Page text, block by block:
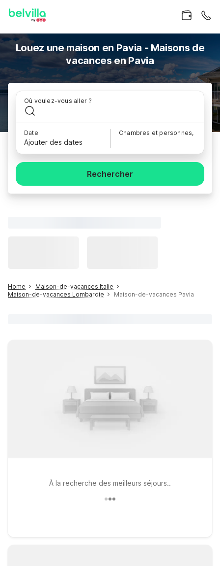
Louez une maison en Pavia - Maisons de
vacances en Pavia
Où voulez-vous aller ?
Date
Ajouter des dates
Chambres et personnes,
Rechercher
Home
Maison-de-vacances Italie
Maison-de-vacances Lombardie
Maison-de-vacances Pavia
À la recherche des meilleurs séjours..